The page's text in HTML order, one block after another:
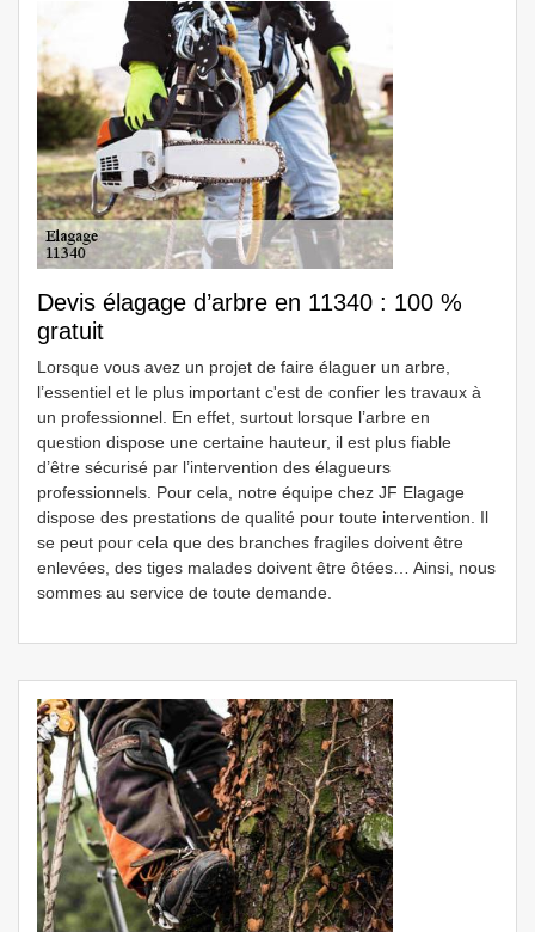
Devis élagage d’arbre en 11340 : 100 %
gratuit
Lorsque vous avez un projet de faire élaguer un arbre,
l’essentiel et le plus important c'est de confier les travaux à
un professionnel. En effet, surtout lorsque l’arbre en
question dispose une certaine hauteur, il est plus fiable
d’être sécurisé par l’intervention des élagueurs
professionnels. Pour cela, notre équipe chez JF Elagage
dispose des prestations de qualité pour toute intervention. Il
se peut pour cela que des branches fragiles doivent être
enlevées, des tiges malades doivent être ôtées… Ainsi, nous
sommes au service de toute demande.